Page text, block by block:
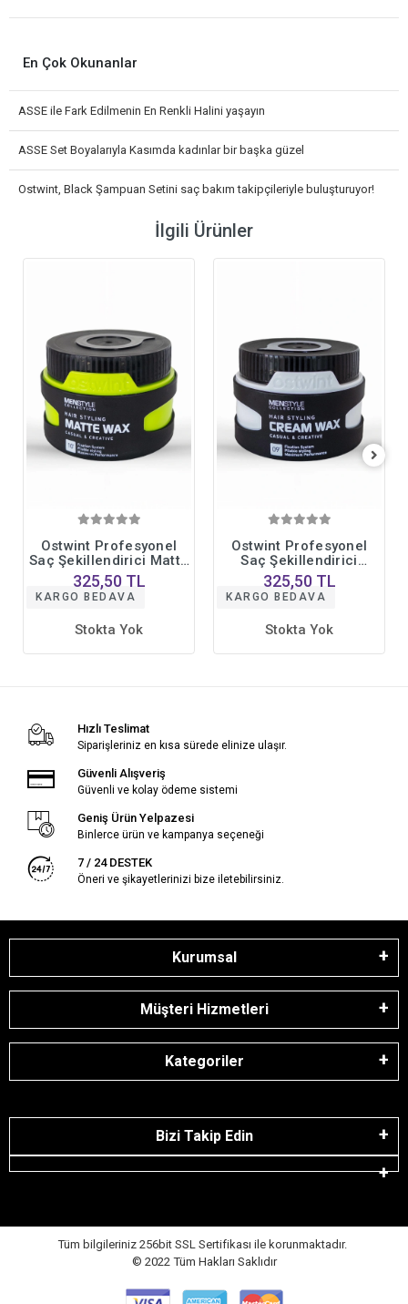
En Çok Okunanlar
ASSE ile Fark Edilmenin En Renkli Halini yaşayın
ASSE Set Boyalarıyla Kasımda kadınlar bir başka güzel
Ostwint, Black Şampuan Setini saç bakım takipçileriyle buluşturuyor!
İlgili Ürünler
Ostwint Profesyonel
Saç Şekillendirici Matte
Mat Wax Doğal, Güçlü
Tutuş Uzun Süreli Etki
No10 150ml
325,50 TL
KARGO BEDAVA
Stokta Yok
Ostwint Profesyonel
Saç Şekillendirici
Cream, Krem Wax Doğal
Güçlü Tutuş Uzun Süreli
Etki No09 150ml
325,50 TL
KARGO BEDAVA
Stokta Yok
Hızlı Teslimat
Siparişleriniz en kısa sürede elinize ulaşır.
Güvenli Alışveriş
Güvenli ve kolay ödeme sistemi
Geniş Ürün Yelpazesi
Binlerce ürün ve kampanya seçeneği
7 / 24 DESTEK
Öneri ve şikayetlerinizi bize iletebilirsiniz.
Kurumsal
Müşteri Hizmetleri
Kategoriler
Bizi Takip Edin
Tüm bilgileriniz 256bit SSL Sertifikası ile korunmaktadır.
© 2022 Tüm Hakları Saklıdır